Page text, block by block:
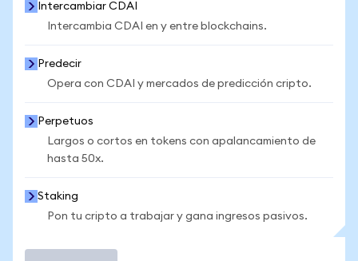
Intercambiar CDAI
Intercambia CDAI en y entre blockchains.
Predecir
Opera con CDAI y mercados de predicción cripto.
Perpetuos
Largos o cortos en tokens con apalancamiento de
hasta 50x.
Staking
Pon tu cripto a trabajar y gana ingresos pasivos.